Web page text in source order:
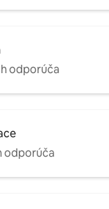
odporúča
odporúča